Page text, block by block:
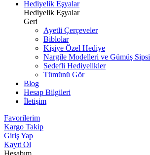
Hediyelik Eşyalar
Hediyelik Eşyalar
Geri
Ayetli Çerçeveler
Biblolar
Kişiye Özel Hediye
Nargile Modelleri ve Gümüş Sipsi
Sedefli Hediyelikler
Tümünü Gör
Blog
Hesap Bilgileri
İletişim
Favorilerim
Kargo Takip
Giriş Yap
Kayıt Ol
Hesabım